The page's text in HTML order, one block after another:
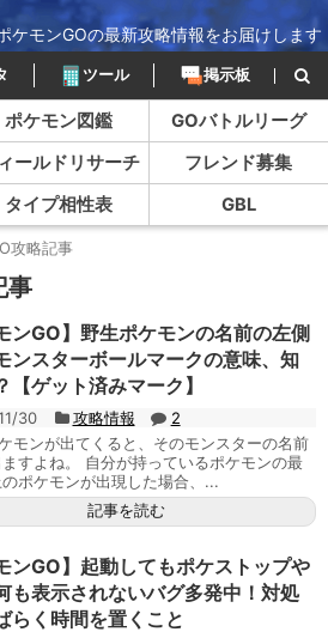
ケモンGOの最新攻略情報をお届けします
ツール 掲示板
ポケモン図鑑
GOバトルリーグ
ールドリサーチ
フレンド募集
タイプ相性表 GBL
攻略記事
事
ンGO】野生ポケモンの名前の左側
ンスターボールマークの意味、知
【ゲット済みマーク】
30 攻略情報
2
モンが出てくると、そのモンスターの名前
ますよね。 自分が持っているポケモンの最
ポケモンが出現した場合、...
記事を読む
ンGO】起動してもポケストップや
も表示されないバグ多発中！対処
らく時間を置くこと